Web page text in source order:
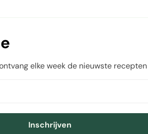
elke week de nieuwste
Inschrijven